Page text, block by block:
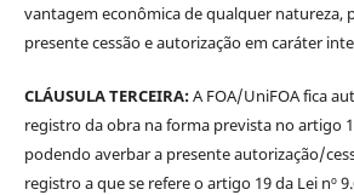
vantagem econômica de qualquer natureza,
presente cessão e autorização em caráter
CLÁUSULA TERCEIRA:A FOA/UniFOA fica
registro da obra na forma prevista no artigo
podendo averbar a presente autorização/
registro a que se refere o artigo 19 da Lei nº